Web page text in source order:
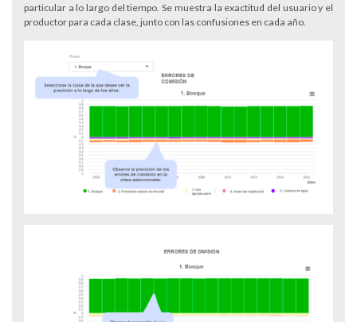
particular a lo largo del tiempo. Se muestra la exactitud del usuario y el
productor para cada clase, junto con las confusiones en cada año.